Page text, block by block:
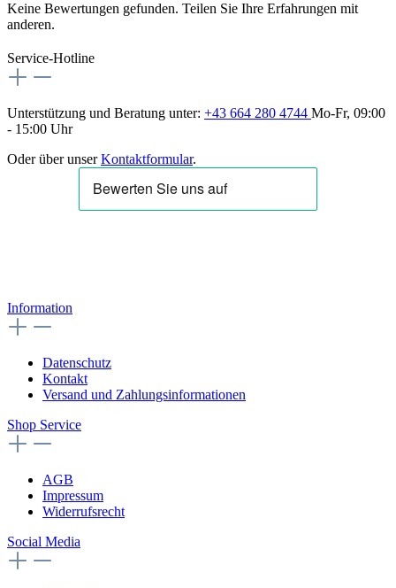
Keine Bewertungen gefunden. Teilen Sie Ihre Erfahrungen mit
anderen.
Service-Hotline
Unterstützung und Beratung unter: +43 664 280 4744 Mo-Fr, 09:00
- 15:00 Uhr
Oder über unserKontaktformular.
Information
Datenschutz
Kontakt
Versand und Zahlungsinformationen
Shop Service
AGB
Impressum
Widerrufsrecht
Social Media